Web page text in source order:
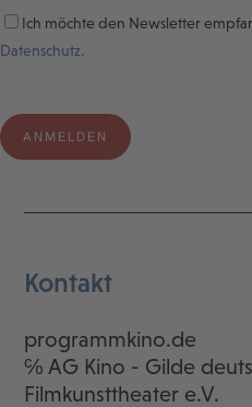
Ich möchte den Newsletter
Datenschutz.
Kontakt
programmkino.de
℅ AG Kino - Gilde
Filmkunsttheater e.V.